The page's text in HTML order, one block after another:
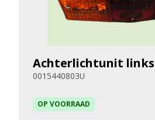
Achterlichtunit links
0015440803U
OP VOORRAAD